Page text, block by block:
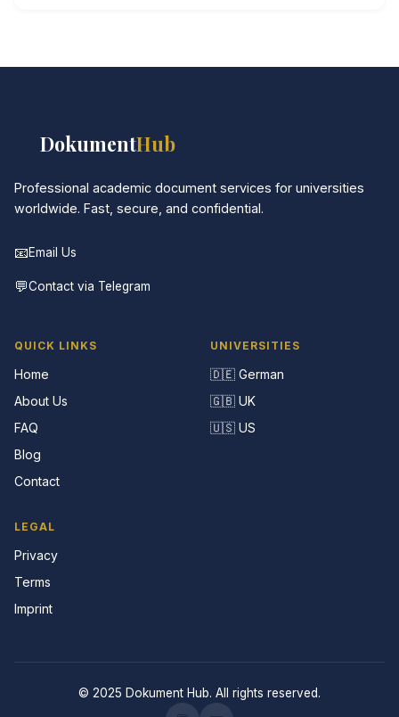
DokumentHub
Professional academic document services for universities
worldwide. Fast, secure, and confidential.
📧Email Us
💬Contact via Telegram
QUICK LINKS
Home
About Us
FAQ
Blog
Contact
UNIVERSITIES
🇩🇪 German
🇬🇧 UK
🇺🇸 US
LEGAL
Privacy
Terms
Imprint
© 2025 Dokument Hub. All rights reserved.